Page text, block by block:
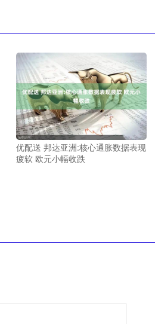
优配送 邦达亚洲:核心通胀数据表现
疲软 欧元小幅收跌